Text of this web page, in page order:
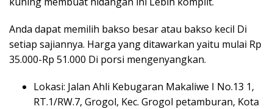
Anda dapat memilih bakso besar atau bakso kecil Di
setiap sajiannya. Harga yang ditawarkan yaitu mulai Rp
35.000-Rp 51.000 Di porsi mengenyangkan.
Lokasi: Jalan Ahli Kebugaran Makaliwe I No.13 1,
RT.1/RW.7, Grogol, Kec. Grogol petamburan, Kota